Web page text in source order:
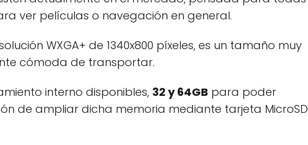
ver películas o navegación en general.
WXGA+ de 1340x800 píxeles, es un tamaño muy
cómoda de transportar.
interno disponibles, 32 y 64GB para poder
de ampliar dicha memoria mediante tarjeta MicroSD